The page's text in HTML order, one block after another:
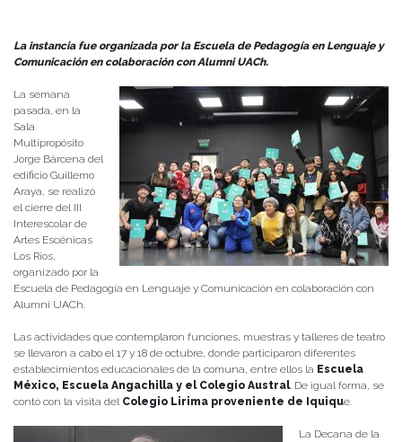
La instancia fue organizada por la Escuela de Pedagogía en Lenguaje y
Comunicación en colaboración con Alumni UACh.
La semana
pasada, en la
Sala
Multipropósito
Jorge Bárcena del
edificio Guillemo
Araya, se realizó
el cierre del III
Interescolar de
Artes Escénicas
Los Ríos,
organizado por la
Escuela de Pedagogía en Lenguaje y Comunicación en colaboración con
Alumni UACh.
Las actividades que contemplaron funciones, muestras y talleres de teatro
se llevaron a cabo el 17 y 18 de octubre, donde participaron diferentes
establecimientos educacionales de la comuna, entre ellos la Escuela
México, Escuela Angachilla y el Colegio Austral. De igual forma, se
contó con la visita del Colegio Lirima proveniente de Iquique.
La Decana de la